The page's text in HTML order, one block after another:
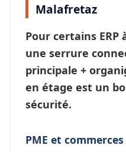
Malafretaz
Pour certains ERP
une serrure
principale +
en étage est un
sécurité.
PME et